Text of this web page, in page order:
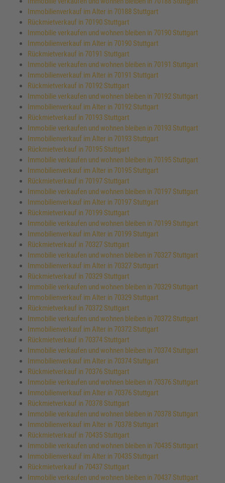
Immobilienverkauf im Alter in 70188 Stuttgart
Rückmietverkauf in 70190 Stuttgart
Immobilie verkaufen und wohnen bleiben in 70190 Stuttgart
Immobilienverkauf im Alter in 70190 Stuttgart
Rückmietverkauf in 70191 Stuttgart
Immobilie verkaufen und wohnen bleiben in 70191 Stuttgart
Immobilienverkauf im Alter in 70191 Stuttgart
Rückmietverkauf in 70192 Stuttgart
Immobilie verkaufen und wohnen bleiben in 70192 Stuttgart
Immobilienverkauf im Alter in 70192 Stuttgart
Rückmietverkauf in 70193 Stuttgart
Immobilie verkaufen und wohnen bleiben in 70193 Stuttgart
Immobilienverkauf im Alter in 70193 Stuttgart
Rückmietverkauf in 70195 Stuttgart
Immobilie verkaufen und wohnen bleiben in 70195 Stuttgart
Immobilienverkauf im Alter in 70195 Stuttgart
Rückmietverkauf in 70197 Stuttgart
Immobilie verkaufen und wohnen bleiben in 70197 Stuttgart
Immobilienverkauf im Alter in 70197 Stuttgart
Rückmietverkauf in 70199 Stuttgart
Immobilie verkaufen und wohnen bleiben in 70199 Stuttgart
Immobilienverkauf im Alter in 70199 Stuttgart
Rückmietverkauf in 70327 Stuttgart
Immobilie verkaufen und wohnen bleiben in 70327 Stuttgart
Immobilienverkauf im Alter in 70327 Stuttgart
Rückmietverkauf in 70329 Stuttgart
Immobilie verkaufen und wohnen bleiben in 70329 Stuttgart
Immobilienverkauf im Alter in 70329 Stuttgart
Rückmietverkauf in 70372 Stuttgart
Immobilie verkaufen und wohnen bleiben in 70372 Stuttgart
Immobilienverkauf im Alter in 70372 Stuttgart
Rückmietverkauf in 70374 Stuttgart
Immobilie verkaufen und wohnen bleiben in 70374 Stuttgart
Immobilienverkauf im Alter in 70374 Stuttgart
Rückmietverkauf in 70376 Stuttgart
Immobilie verkaufen und wohnen bleiben in 70376 Stuttgart
Immobilienverkauf im Alter in 70376 Stuttgart
Rückmietverkauf in 70378 Stuttgart
Immobilie verkaufen und wohnen bleiben in 70378 Stuttgart
Immobilienverkauf im Alter in 70378 Stuttgart
Rückmietverkauf in 70435 Stuttgart
Immobilie verkaufen und wohnen bleiben in 70435 Stuttgart
Immobilienverkauf im Alter in 70435 Stuttgart
Rückmietverkauf in 70437 Stuttgart
Immobilie verkaufen und wohnen bleiben in 70437 Stuttgart